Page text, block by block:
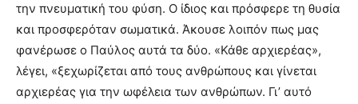
την πνευματική του φύση. Ο ίδιος και πρόσφερε τη θυσία
και προσφερόταν σωματικά. Άκουσε λοιπόν πως μας
φανέρωσε ο Παύλος αυτά τα δύο. «Κάθε αρχιερέας»,
λέγει, «ξεχωρίζεται από τους ανθρώπους και γίνεται
αρχιερέας για την ωφέλεια των ανθρώπων. Γι’ αυτό